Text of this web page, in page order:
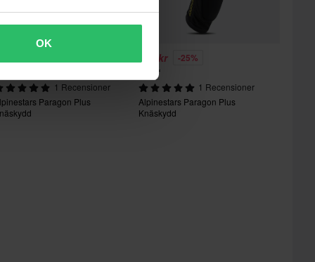
OK
1 Recensioner
Paragon Plus
565 kr -25%
749 kr
1 Recensioner
Alpinestars Paragon Plus
Knäskydd